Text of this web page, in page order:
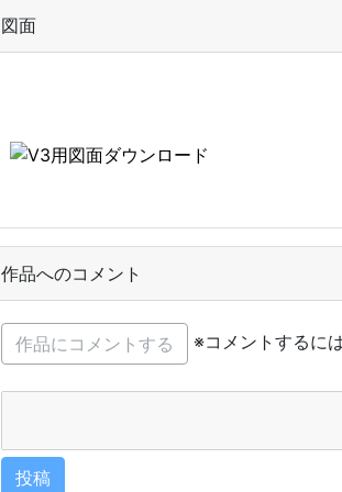
図面
作品へのコメント
※コメントするに